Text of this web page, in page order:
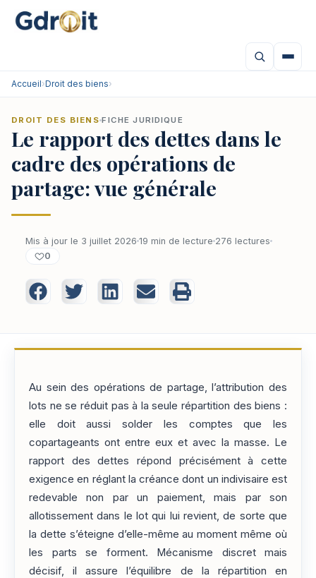
Accueil›Droit des biens›
DROIT DES BIENS FICHE JURIDIQUE
Le rapport des dettes dans le
cadre des opérations de
partage: vue générale
Mis à jour le 3 juillet 2026 19 min de lecture 276 lectures
0
Au sein des opérations de partage, l’attribution des
lots ne se réduit pas à la seule répartition des biens :
elle doit aussi solder les comptes que les
copartageants ont entre eux et avec la masse. Le
rapport des dettes répond précisément à cette
exigence en réglant la créance dont un indivisaire est
redevable non par un paiement, mais par son
allotissement dans le lot qui lui revient, de sorte que
la dette s’éteigne d’elle-même au moment même où
les parts se forment. Mécanisme discret mais
décisif, il assure l’équilibre de la répartition en